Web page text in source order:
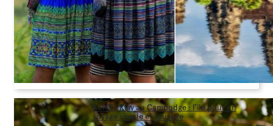
Koh Ta Kiev au Cambodge : l’île pour un
voyage simple et sauvage